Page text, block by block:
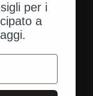
per i
a